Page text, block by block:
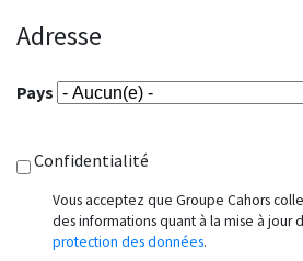
Adresse
Pays
Confidentialité
Vous acceptez que Groupe Cahors
des informations quant à la mise à jour
protection des données.